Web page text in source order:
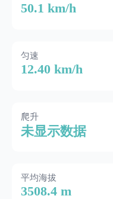
50.1 km/h
匀速
12.40 km/h
爬升
未显示数据
平均海拔
3508.4 m